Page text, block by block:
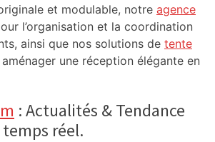
et modulable, notre agence
l’organisation et la coordination
ainsi que nos solutions de tente
une réception élégante en
: Actualités & Tendance
temps réel.